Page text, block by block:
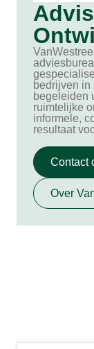
bedrijven in
begeleiden
ruimtelijke
informele,
resultaat
Contact
Over